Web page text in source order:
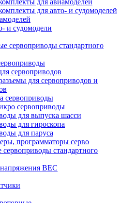
для авиамоделей
для авто- и судомоделей
и судомодели
сервоприводы стандартного
сервоприводов
для сервоприводов и
сервоприводы
сервоприводы
для выпуска шасси
для гироскопа
для паруса
программаторы серво
стандартного
BEC